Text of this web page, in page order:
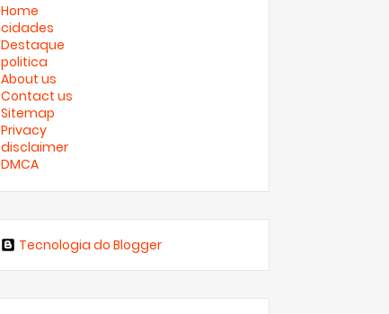
Home
cidades
Destaque
politica
About us
Contact us
Sitemap
Privacy
disclaimer
DMCA
Tecnologia do Blogger